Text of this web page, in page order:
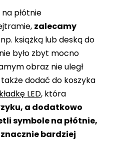
płótnie
zalecamy
np. książką lub deską do
było zbyt mocno
obraz nie uległ
także dodać do koszyka
LED, która
a dodatkowo
symbole na płótnie,
bardziej